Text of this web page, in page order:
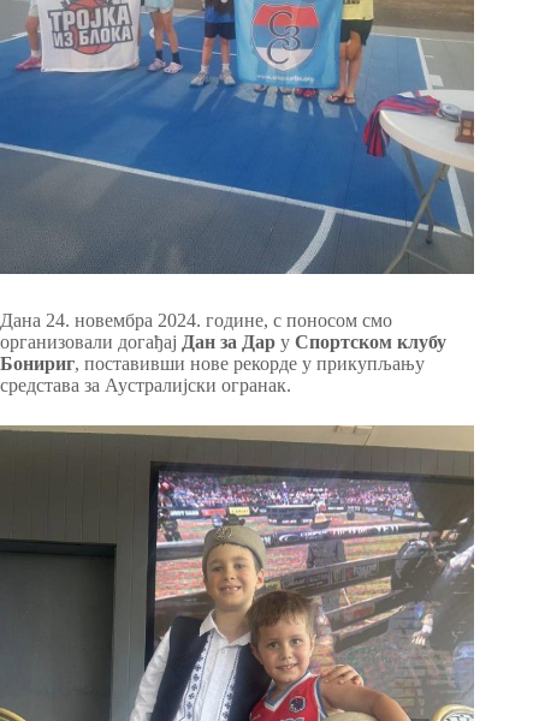
Дана 24. новембра 2024. године, с поносом смо
организовали догађај Дан за Дар у Спортском клубу
Бонириг, поставивши нове рекорде у прикупљању
средстава за Аустралијски огранак.